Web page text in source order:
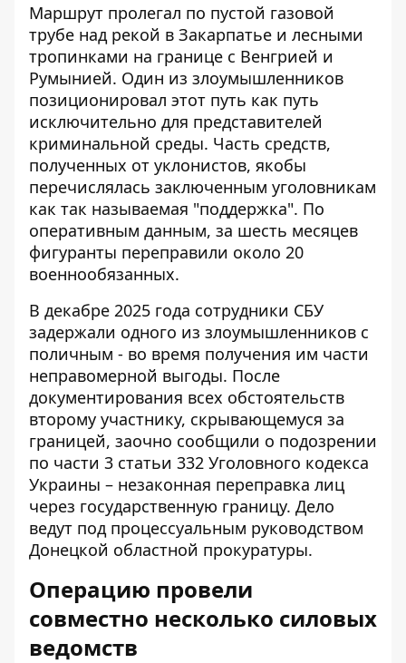
Маршрут пролегал по пустой газовой
трубе над рекой в ​​Закарпатье и лесными
тропинками на границе с Венгрией и
Румынией. Один из злоумышленников
позиционировал этот путь как путь
исключительно для представителей
криминальной среды. Часть средств,
полученных от уклонистов, якобы
перечислялась заключенным уголовникам
как так называемая "поддержка". По
оперативным данным, за шесть месяцев
фигуранты переправили около 20
военнообязанных.
В декабре 2025 года сотрудники СБУ
задержали одного из злоумышленников с
поличным - во время получения им части
неправомерной выгоды. После
документирования всех обстоятельств
второму участнику, скрывающемуся за
границей, заочно сообщили о подозрении
по части 3 статьи 332 Уголовного кодекса
Украины – незаконная переправка лиц
через государственную границу. Дело
ведут под процессуальным руководством
Донецкой областной прокуратуры.
Операцию провели
совместно несколько силовых
ведомств